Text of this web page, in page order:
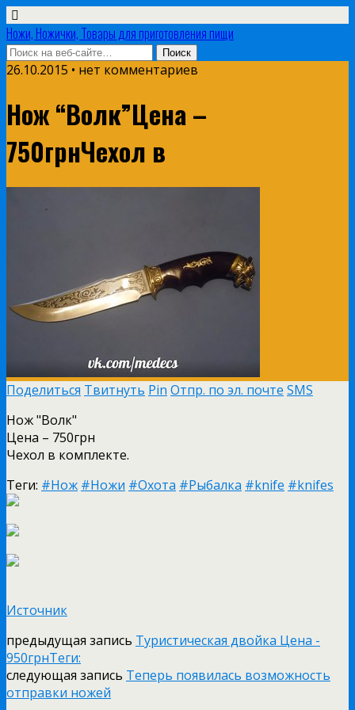
Ножи, Ножички, Товары для приготовления пищи
26.10.2015 • нет комментариев
Нож “Волк”Цена –
750грнЧехол в
Поделиться Твитнуть Pin Отпр. по эл. почте SMS
Нож "Волк"
Цена – 750грн
Чехол в комплекте.
Теги: #Нож #Ножи #Охота #Рыбалка #knife #knifes
Источник
предыдущая запись Туристическая двойка Цена -
950грнТеги:
следующая запись Теперь появилась возможность
отправки ножей